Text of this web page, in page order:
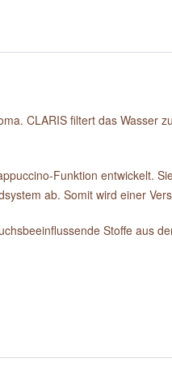
CLARIS filtert das Wasser
Funktion entwickelt.
ab. Somit wird einer
Stoffe aus